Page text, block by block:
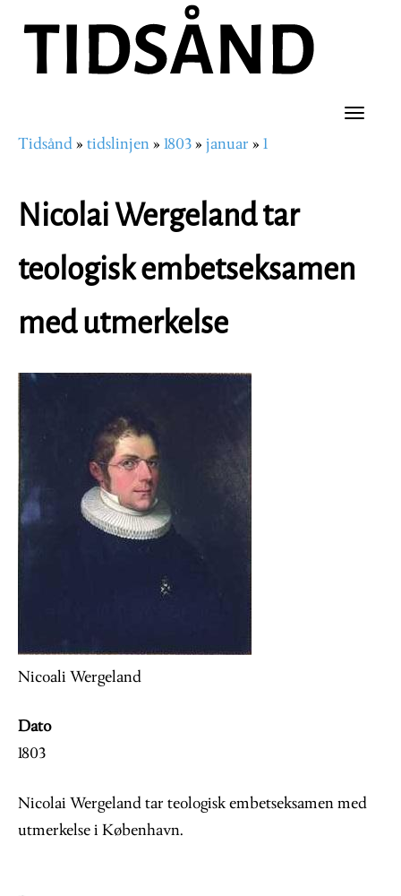
hovedinnhold
Toggle
Navigasjonssti
Tidsånd tidslinjen 1803 januar 1
Nicolai Wergeland tar
teologisk embetseksamen
med utmerkelse
Image
Nicoali Wergeland
Dato
1803
Nicolai Wergeland tar teologisk embetseksamen med
utmerkelse i København.